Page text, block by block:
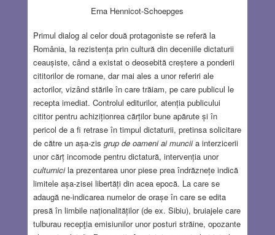
Erna Hennicot-Schoepges
Primul dialog al celor două protagoniste se referă la
România, la rezistența prin cultură din deceniile dictaturii
ceaușiste, când a existat o deosebită creștere a ponderii
cititorilor de romane, dar mai ales a unor referiri ale
actorilor, vizând stările în care trăiam, pe care publicul le
recepta imediat. Controlul editurilor, atenția publicului
cititor pentru achiziționrea cărților bune apărute și în
pericol de a fi retrase în timpul dictaturii, pretinsa solicitare
de către un așa-zis grup de oameni ai munciia interzicerii
unor cărț incomode pentru dictatură, intervenția unor
culturnicila prezentarea unor piese prea îndrăznețe indică
limitele așa-zisei libertăți din acea epocă. La care se
adaugă ne-indicarea numelor de orașe în care se edita
presă în limbile naționalităților (de ex. Sibiu), bruiajele care
tulburau recepţia emisiunilor unor posturi străine, opozante